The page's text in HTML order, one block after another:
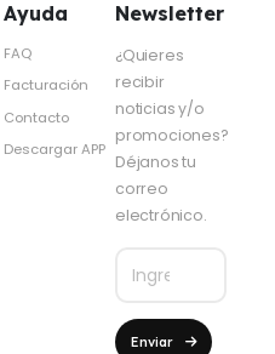
Ayuda
FAQ
Facturación
Contacto
Descargar APP
Newsletter
¿Quieres
recibir
noticias y/o
promociones?
Déjanos tu
correo
electrónico.
Enviar